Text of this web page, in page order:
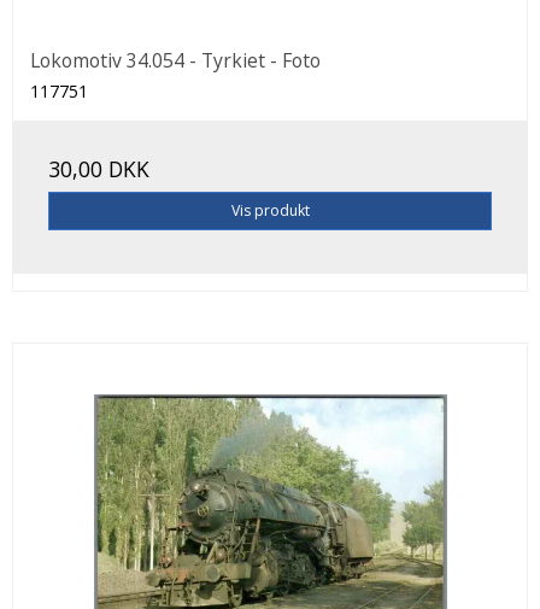
Lokomotiv 34.054 - Tyrkiet - Foto
117751
30,00 DKK
Vis produkt